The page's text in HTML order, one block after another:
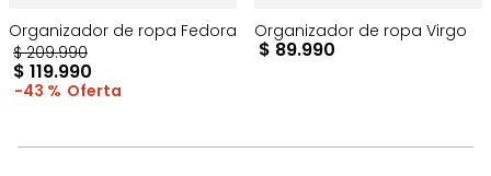
Organizador de ropa Fedora
$ 209.990
$ 119.990
43 %
Organizador de ropa Virgo
$ 89.990